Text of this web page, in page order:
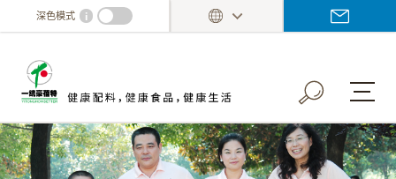
to
content
深色模式 i